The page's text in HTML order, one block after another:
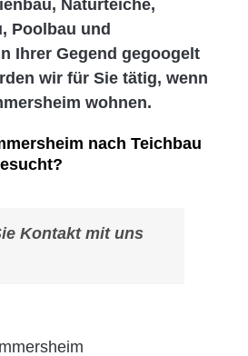
Naturteiche,
Poolbau und
Ihrer Gegend gegoogelt
wir für Sie tätig, wenn
wohnen.
nach Teichbau
Kontakt mit uns